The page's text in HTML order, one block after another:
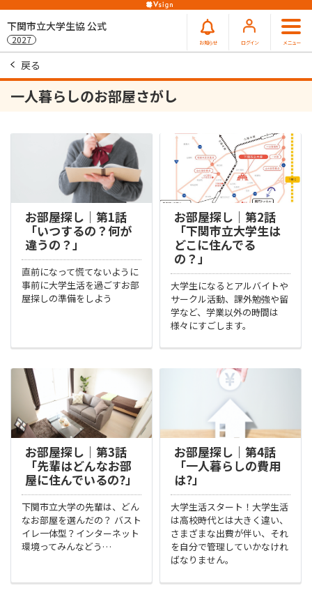
下関市立大学生協 公式
2027 お知らせ ログイン メニュー
戻る
一人暮らしのお部屋さがし
お部屋探し｜第1話
「いつするの？何が
違うの？」
直前になって慌てないように
事前に大学生活を過ごすお部
屋探しの準備をしよう
お部屋探し｜第2話
「下関市立大学生は
どこに住んでる
の？」
大学生になるとアルバイトや
サークル活動、課外勉強や留
学など、学業以外の時間は
様々にすごします。
お部屋探し｜第3話
「先輩はどんなお部
屋に住んでいるの?」
下関市立⼤学の先輩は、どん
なお部屋を選んだの？ バスト
イレ⼀体型？インターネット
環境ってみんなどう…
お部屋探し｜第4話
「一人暮らしの費用
は?」
大学生活スタート！大学生活
は高校時代とは大きく違い、
さまざまな出費が伴い、それ
を自分で管理していかなけれ
ばなりません。